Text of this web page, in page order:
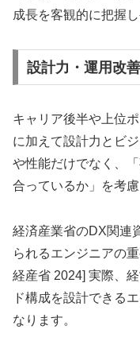
成長を客観的に把握
設計力・運用改
キャリア後半や上位
に加えて設計力とビ
や性能だけでなく、
合っているか」を考
経済産業省のDX関連
られるエンジニアの
経産省 2024] 実際、
ド構成を設計できる
なります。